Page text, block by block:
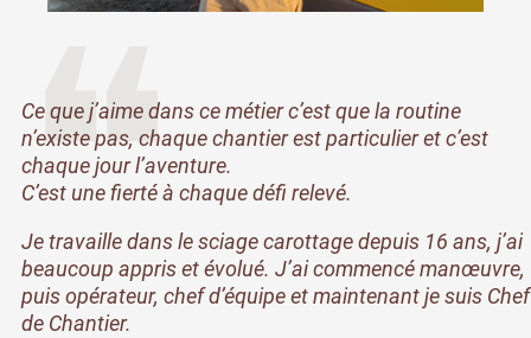
Ce que j’aime dans ce métier c’est que la routine
n’existe pas, chaque chantier est particulier et c’est
chaque jour l’aventure.
C’est une fierté à chaque défi relevé.
Je travaille dans le sciage carottage depuis 16 ans, j’ai
beaucoup appris et évolué. J’ai commencé manœuvre,
puis opérateur, chef d’équipe et maintenant je suis Chef
de Chantier.